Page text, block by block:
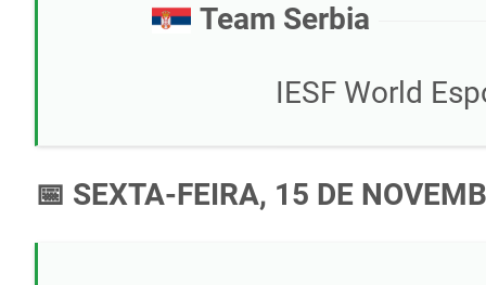
Team Serbia
IESF World
📅 SEXTA-FEIRA, 15 DE